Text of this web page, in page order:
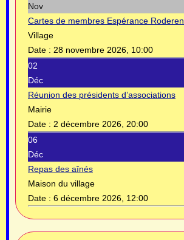
Nov
Cartes de membres Espérance Roderen
Village
Date : 28 novembre 2026, 10:00
02
Déc
Réunion des présidents d’associations
Mairie
Date : 2 décembre 2026, 20:00
06
Déc
Repas des aînés
Maison du village
Date : 6 décembre 2026, 12:00